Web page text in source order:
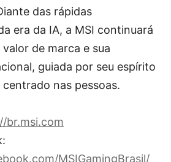
das rápidas
era da IA, a MSI continuará
de marca e sua
guiada por seu espírito
nas pessoas.
br.msi.com
MSIGamingBrasil/